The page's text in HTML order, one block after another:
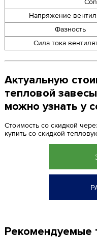
Напряжение
Фазность
Сила тока
Актуальную
тепловой
можно узнать у
Стоимость со скидкой
купить со скидкой
Рекомендуемые